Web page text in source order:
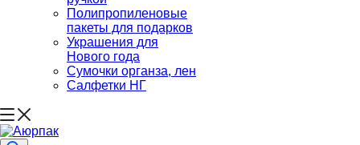
Полипропиленовые
пакеты для подарков
Украшения для
Нового года
Сумочки органза, лен
Салфетки НГ